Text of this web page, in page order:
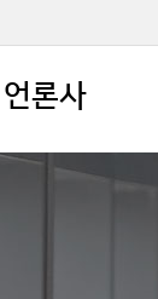
언론사